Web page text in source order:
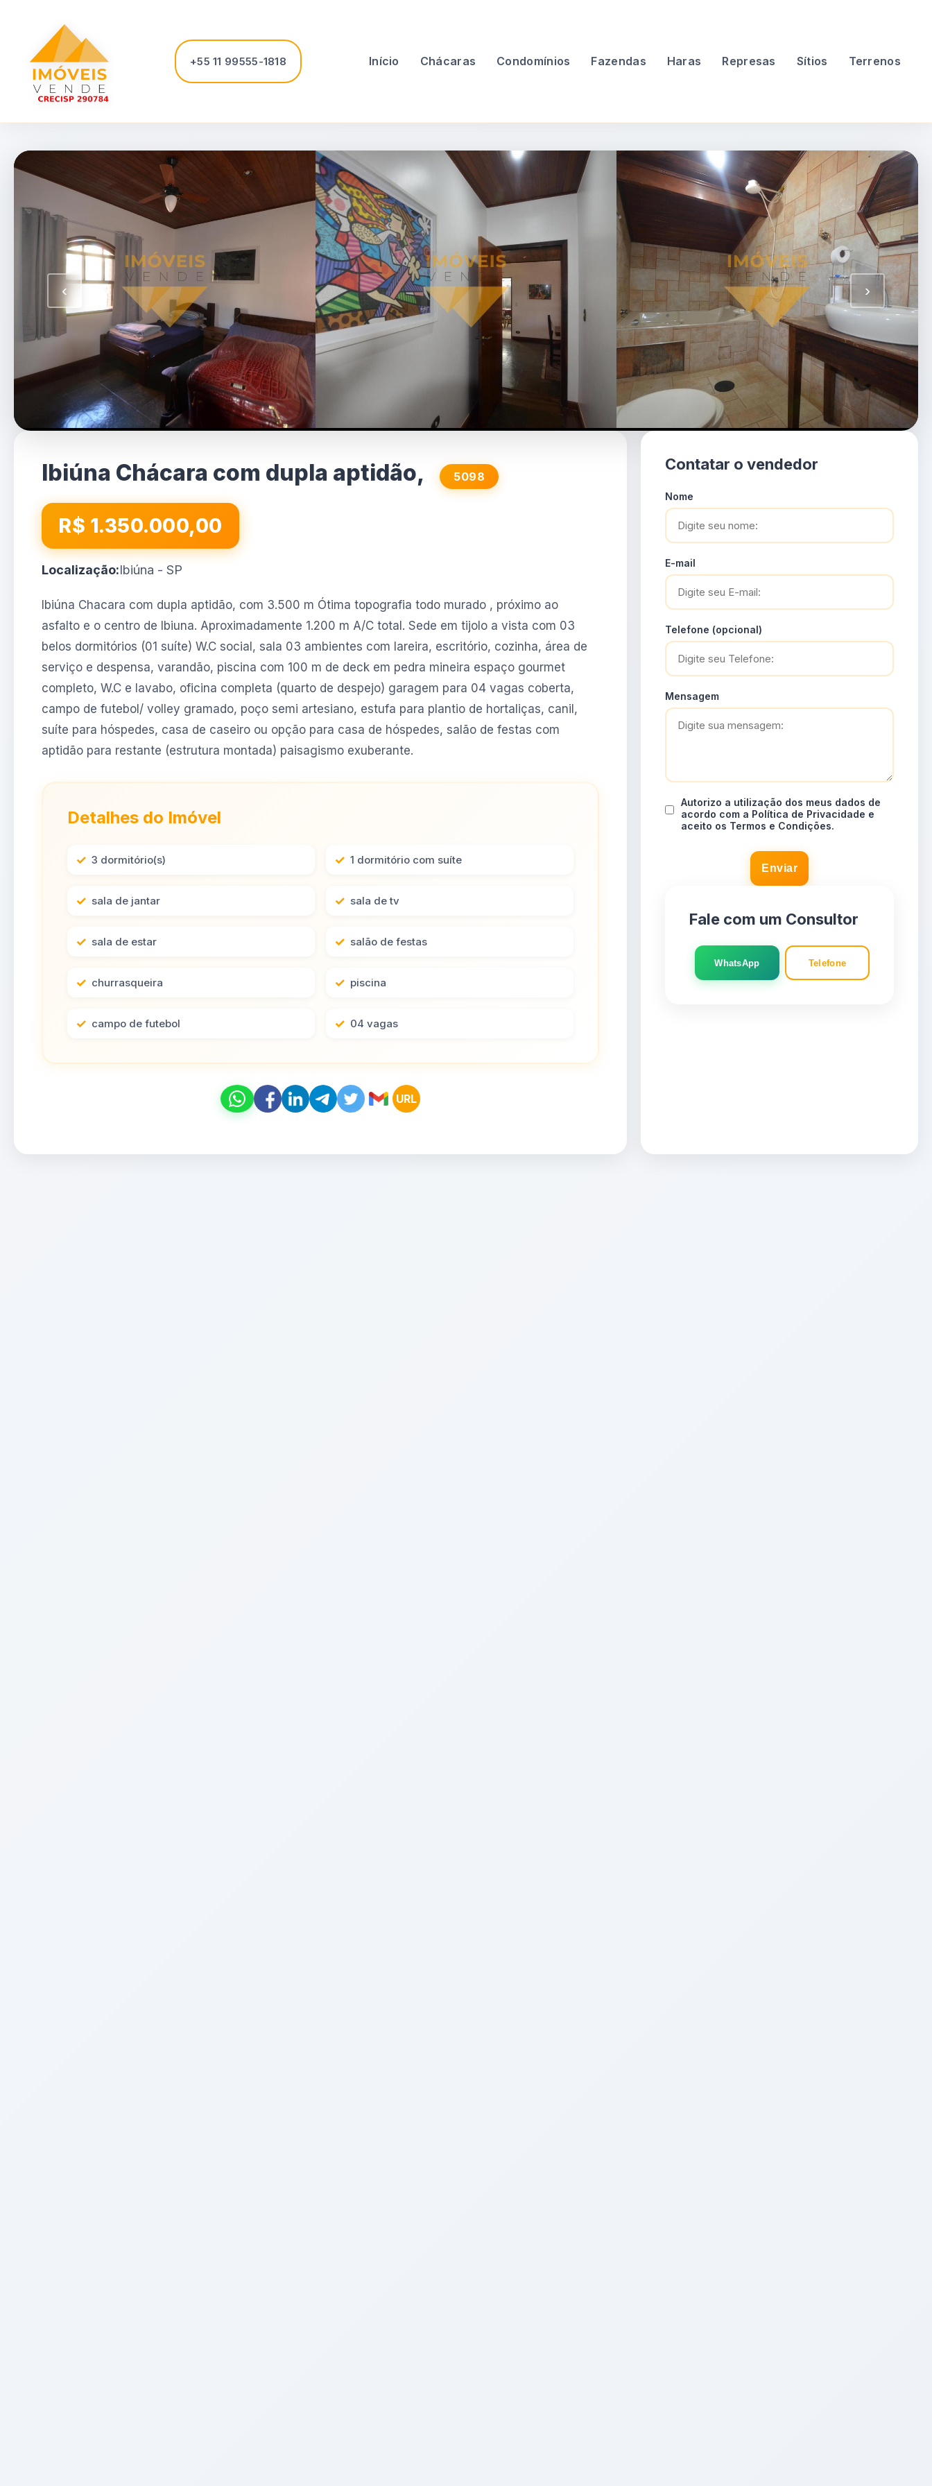
+55 11 99555-1818 Início Chácaras Condomínios Fazendas Haras Represas Sítios Terrenos
‹ ›
Ibiúna Chácara com dupla aptidão, 5098
R$ 1.350.000,00
Localização:Ibiúna - SP
Ibiúna Chacara com dupla aptidão, com 3.500 m Ótima topografia todo murado , próximo ao
asfalto e o centro de Ibiuna. Aproximadamente 1.200 m A/C total. Sede em tijolo a vista com 03
belos dormitórios (01 suíte) W.C social, sala 03 ambientes com lareira, escritório, cozinha, área de
serviço e despensa, varandão, piscina com 100 m de deck em pedra mineira espaço gourmet
completo, W.C e lavabo, oficina completa (quarto de despejo) garagem para 04 vagas coberta,
campo de futebol/ volley gramado, poço semi artesiano, estufa para plantio de hortaliças, canil,
suíte para hóspedes, casa de caseiro ou opção para casa de hóspedes, salão de festas com
aptidão para restante (estrutura montada) paisagismo exuberante.
Detalhes do Imóvel
3 dormitório(s) 1 dormitório com suíte
sala de jantar sala de tv
sala de estar salão de festas
churrasqueira piscina
campo de futebol 04 vagas
URL
Contatar o vendedor
Nome
E-mail
Telefone (opcional)
Mensagem
Autorizo a utilização dos meus dados de
acordo com a Política de Privacidade e
aceito os Termos e Condições.
Enviar
Fale com um Consultor
WhatsApp Telefone